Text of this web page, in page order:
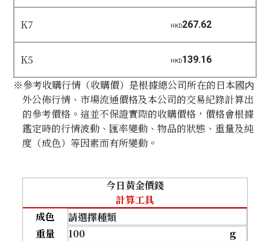
K7 HKD267.62
K5 HKD139.16
※參考收購行情（收購價）是根據總公司所在的日本國内
外公佈行情、市場流通價格及本公司的交易紀錄計算出
的參考價格。這並不保證實際的收購價格，價格會根據
鑑定時的行情波動、匯率變動、物品的狀態、重量及純
度（成色）等因素而有所變動。
今日黃金價錢
計算工具
成色
重量
g